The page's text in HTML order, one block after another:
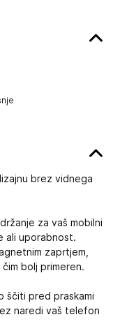
brez vidnega
za vaš mobilni
ali uporabnost.
zaprtjem,
bolj primeren.
ščiti pred praskami
naredi vaš telefon